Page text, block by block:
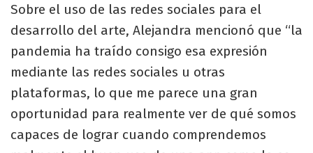
Sobre el uso de las redes sociales para el
desarrollo del arte, Alejandra mencionó que “la
pandemia ha traído consigo esa expresión
mediante las redes sociales u otras
plataformas, lo que me parece una gran
oportunidad para realmente ver de qué somos
capaces de lograr cuando comprendemos